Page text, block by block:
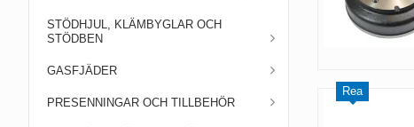
STÖDHJUL, KLÄMBYGLAR OCH
STÖDBEN
GASFJÄDER
PRESENNINGAR OCH TILLBEHÖR
Rea